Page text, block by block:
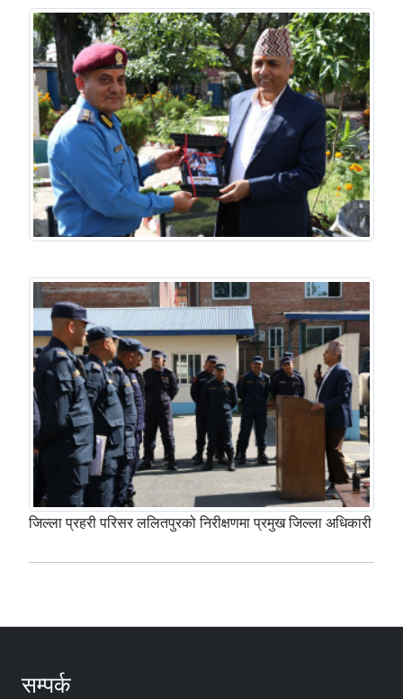
जिल्ला प्रहरी परिसर ललितपुरको निरीक्षणमा प्रमुख जिल्ला अधिकारी
सम्पर्क